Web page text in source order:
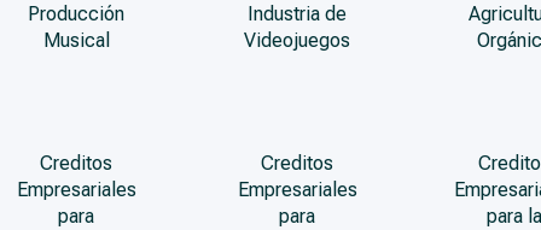
Producción
Musical
Industria de
Videojuegos
Creditos
Empresariales
para
Creditos
Empresariales
para
para la